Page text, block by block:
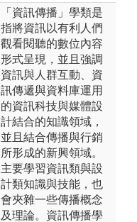
「資訊傳播」學類是
指將資訊以有利人們
觀看閱聽的數位內容
形式呈現，並且強調
資訊與人群互動、資
訊傳遞與資料庫運用
的資訊科技與媒體設
計結合的知識領域，
並且結合傳播與行銷
所形成的新興領域。
主要學習資訊類與設
計類知識與技能，也
會夾雜一些傳播概念
及理論。資訊傳播學